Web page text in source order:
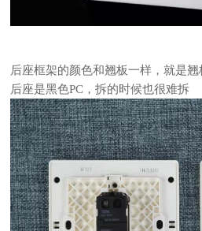
后座框架的颜色和翘板一样，就是
后座是黑色PC，拆的时候也很难拆